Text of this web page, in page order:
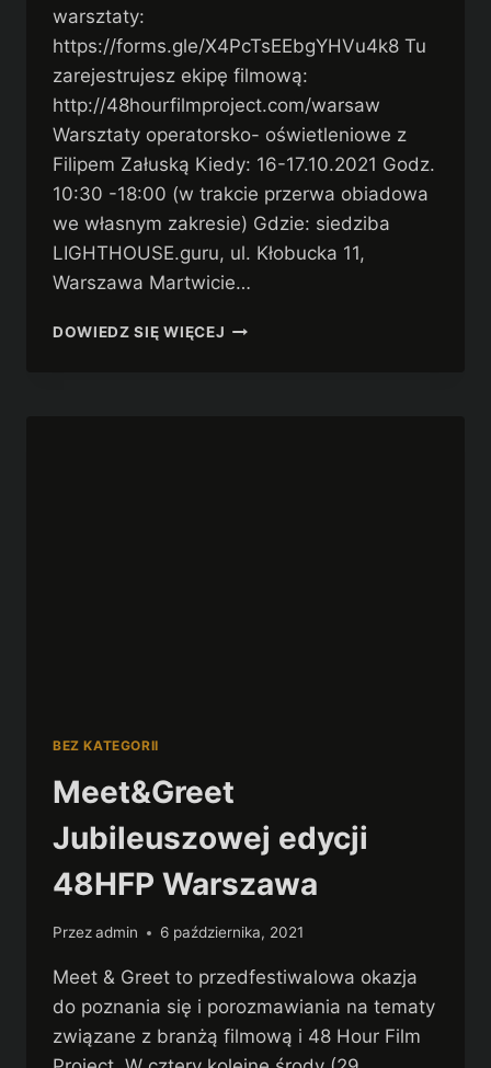
warsztaty:
https://forms.gle/X4PcTsEEbgYHVu4k8 Tu
zarejestrujesz ekipę filmową:
http://48hourfilmproject.com/warsaw
Warsztaty operatorsko- oświetleniowe z
Filipem Załuską Kiedy: 16-17.10.2021 Godz.
10:30 -18:00 (w trakcie przerwa obiadowa
we własnym zakresie) Gdzie: siedziba
LIGHTHOUSE.guru, ul. Kłobucka 11,
Warszawa Martwicie…
DOWIEDZ SIĘ WIĘCEJ WARSZTATY
BEZ KATEGORII
Meet&Greet
Jubileuszowej edycji
48HFP Warszawa
Przezadmin 6 października, 2021
Meet & Greet to przedfestiwalowa okazja
do poznania się i porozmawiania na tematy
związane z branżą filmową i 48 Hour Film